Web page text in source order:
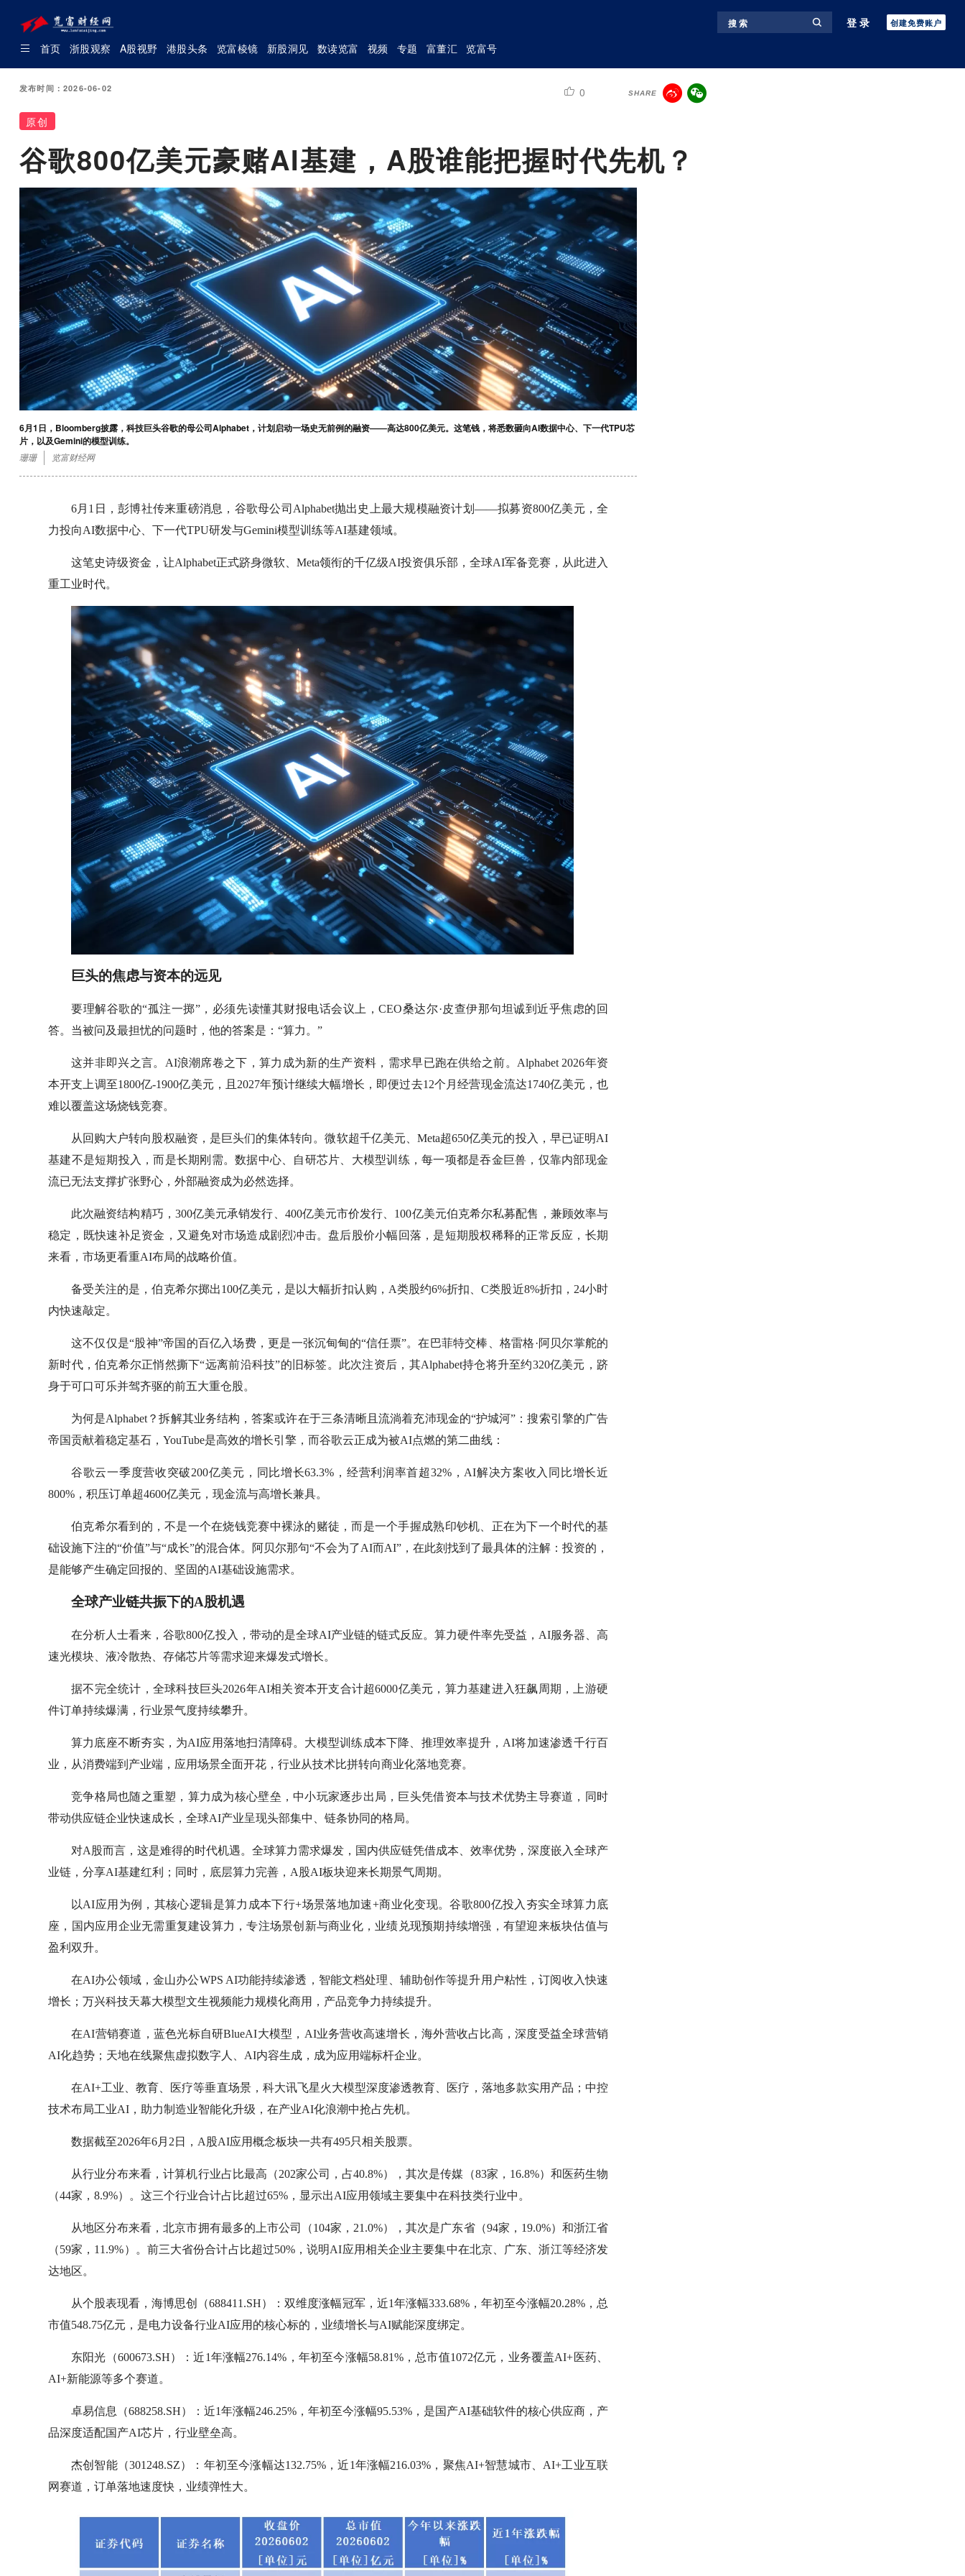
搜 索 登录 创建免费账户
首页 浙股观察 A股视野 港股头条 览富棱镜 新股洞见 数读览富 视频 专题 富董汇 览富号
发布时间：2026-06-02 0 SHARE
原创
谷歌800亿美元豪赌AI基建，A股谁能把握时代先机？
6月1日，Bloomberg披露，科技巨头谷歌的母公司Alphabet，计划启动一场史无前例的融资——高达800亿美元。这笔钱，将悉数砸向AI数据中心、下一代TPU芯
片，以及Gemini的模型训练。
珊珊 览富财经网
6月1日，彭博社传来重磅消息，谷歌母公司Alphabet抛出史上最大规模融资计划——拟募资800亿美元，全
力投向AI数据中心、下一代TPU研发与Gemini模型训练等AI基建领域。
这笔史诗级资金，让Alphabet正式跻身微软、Meta领衔的千亿级AI投资俱乐部，全球AI军备竞赛，从此进入
重工业时代。
巨头的焦虑与资本的远见
要理解谷歌的“孤注一掷”，必须先读懂其财报电话会议上，CEO桑达尔·皮查伊那句坦诚到近乎焦虑的回
答。当被问及最担忧的问题时，他的答案是：“算力。”
这并非即兴之言。AI浪潮席卷之下，算力成为新的生产资料，需求早已跑在供给之前。Alphabet 2026年资
本开支上调至1800亿-1900亿美元，且2027年预计继续大幅增长，即便过去12个月经营现金流达1740亿美元，也
难以覆盖这场烧钱竞赛。
从回购大户转向股权融资，是巨头们的集体转向。微软超千亿美元、Meta超650亿美元的投入，早已证明AI
基建不是短期投入，而是长期刚需。数据中心、自研芯片、大模型训练，每一项都是吞金巨兽，仅靠内部现金
流已无法支撑扩张野心，外部融资成为必然选择。
此次融资结构精巧，300亿美元承销发行、400亿美元市价发行、100亿美元伯克希尔私募配售，兼顾效率与
稳定，既快速补足资金，又避免对市场造成剧烈冲击。盘后股价小幅回落，是短期股权稀释的正常反应，长期
来看，市场更看重AI布局的战略价值。
备受关注的是，伯克希尔掷出100亿美元，是以大幅折扣认购，A类股约6%折扣、C类股近8%折扣，24小时
内快速敲定。
这不仅仅是“股神”帝国的百亿入场费，更是一张沉甸甸的“信任票”。在巴菲特交棒、格雷格·阿贝尔掌舵的
新时代，伯克希尔正悄然撕下“远离前沿科技”的旧标签。此次注资后，其Alphabet持仓将升至约320亿美元，跻
身于可口可乐并驾齐驱的前五大重仓股。
为何是Alphabet？拆解其业务结构，答案或许在于三条清晰且流淌着充沛现金的“护城河”：搜索引擎的广告
帝国贡献着稳定基石，YouTube是高效的增长引擎，而谷歌云正成为被AI点燃的第二曲线：
谷歌云一季度营收突破200亿美元，同比增长63.3%，经营利润率首超32%，AI解决方案收入同比增长近
800%，积压订单超4600亿美元，现金流与高增长兼具。
伯克希尔看到的，不是一个在烧钱竞赛中裸泳的赌徒，而是一个手握成熟印钞机、正在为下一个时代的基
础设施下注的“价值”与“成长”的混合体。阿贝尔那句“不会为了AI而AI”，在此刻找到了最具体的注解：投资的，
是能够产生确定回报的、坚固的AI基础设施需求。
全球产业链共振下的A股机遇
在分析人士看来，谷歌800亿投入，带动的是全球AI产业链的链式反应。算力硬件率先受益，AI服务器、高
速光模块、液冷散热、存储芯片等需求迎来爆发式增长。
据不完全统计，全球科技巨头2026年AI相关资本开支合计超6000亿美元，算力基建进入狂飙周期，上游硬
件订单持续爆满，行业景气度持续攀升。
算力底座不断夯实，为AI应用落地扫清障碍。大模型训练成本下降、推理效率提升，AI将加速渗透千行百
业，从消费端到产业端，应用场景全面开花，行业从技术比拼转向商业化落地竞赛。
竞争格局也随之重塑，算力成为核心壁垒，中小玩家逐步出局，巨头凭借资本与技术优势主导赛道，同时
带动供应链企业快速成长，全球AI产业呈现头部集中、链条协同的格局。
对A股而言，这是难得的时代机遇。全球算力需求爆发，国内供应链凭借成本、效率优势，深度嵌入全球产
业链，分享AI基建红利；同时，底层算力完善，A股AI板块迎来长期景气周期。
以AI应用为例，其核心逻辑是算力成本下行+场景落地加速+商业化变现。谷歌800亿投入夯实全球算力底
座，国内应用企业无需重复建设算力，专注场景创新与商业化，业绩兑现预期持续增强，有望迎来板块估值与
盈利双升。
在AI办公领域，金山办公WPS AI功能持续渗透，智能文档处理、辅助创作等提升用户粘性，订阅收入快速
增长；万兴科技天幕大模型文生视频能力规模化商用，产品竞争力持续提升。
在AI营销赛道，蓝色光标自研BlueAI大模型，AI业务营收高速增长，海外营收占比高，深度受益全球营销
AI化趋势；天地在线聚焦虚拟数字人、AI内容生成，成为应用端标杆企业。
在AI+工业、教育、医疗等垂直场景，科大讯飞星火大模型深度渗透教育、医疗，落地多款实用产品；中控
技术布局工业AI，助力制造业智能化升级，在产业AI化浪潮中抢占先机。
数据截至2026年6月2日，A股AI应用概念板块一共有495只相关股票。
从行业分布来看，计算机行业占比最高（202家公司，占40.8%），其次是传媒（83家，16.8%）和医药生物
（44家，8.9%）。这三个行业合计占比超过65%，显示出AI应用领域主要集中在科技类行业中。
从地区分布来看，北京市拥有最多的上市公司（104家，21.0%），其次是广东省（94家，19.0%）和浙江省
（59家，11.9%）。前三大省份合计占比超过50%，说明AI应用相关企业主要集中在北京、广东、浙江等经济发
达地区。
从个股表现看，海博思创（688411.SH）：双维度涨幅冠军，近1年涨幅333.68%，年初至今涨幅20.28%，总
市值548.75亿元，是电力设备行业AI应用的核心标的，业绩增长与AI赋能深度绑定。
东阳光（600673.SH）：近1年涨幅276.14%，年初至今涨幅58.81%，总市值1072亿元，业务覆盖AI+医药、
AI+新能源等多个赛道。
卓易信息（688258.SH）：近1年涨幅246.25%，年初至今涨幅95.53%，是国产AI基础软件的核心供应商，产
品深度适配国产AI芯片，行业壁垒高。
杰创智能（301248.SZ）：年初至今涨幅达132.75%，近1年涨幅216.03%，聚焦AI+智慧城市、AI+工业互联
网赛道，订单落地速度快，业绩弹性大。